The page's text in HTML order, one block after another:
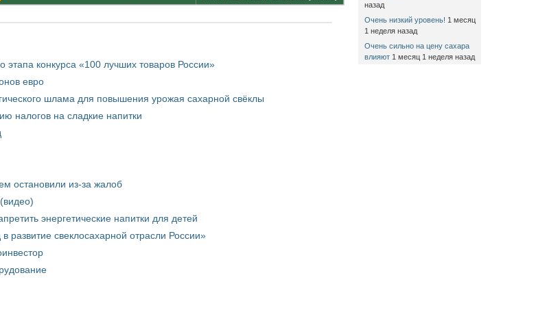
этапа конкурса «100 лучших товаров России»
евро
шлама для повышения урожая сахарной свёклы
налогов на сладкие напитки
остановили из-за жалоб
энергетические напитки для детей
развитие свеклосахарной отрасли России»
назад
Очень низкий уровень! 1 месяц
1 неделя назад
Очень сильно на цену сахара
влияют 1 месяц 1 неделя назад